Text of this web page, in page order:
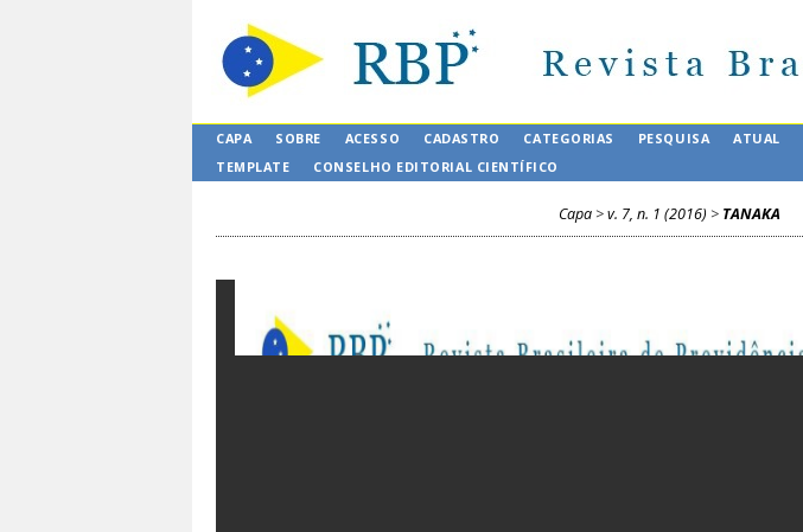
CAPA SOBRE ACESSO CADASTRO CATEGORIAS PESQUISA ATUAL
TEMPLATE
CONSELHO EDITORIAL CIENTÍFICO
Capa >v. 7, n. 1 (2016) > TANAKA